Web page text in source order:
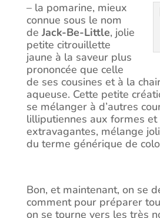
– la pomarine, mieux
connue sous le nom
de Jack-Be-Little, jolie
petite citrouillette
jaune à la saveur plus
prononcée que celle
de ses cousines et à la
aqueuse. Cette petite
se mélanger à d’autres
lilliputiennes aux formes et
extravagantes, mélange
du terme générique de
Bon, et maintenant, on se
comment pour préparer
on se tourne vers les très